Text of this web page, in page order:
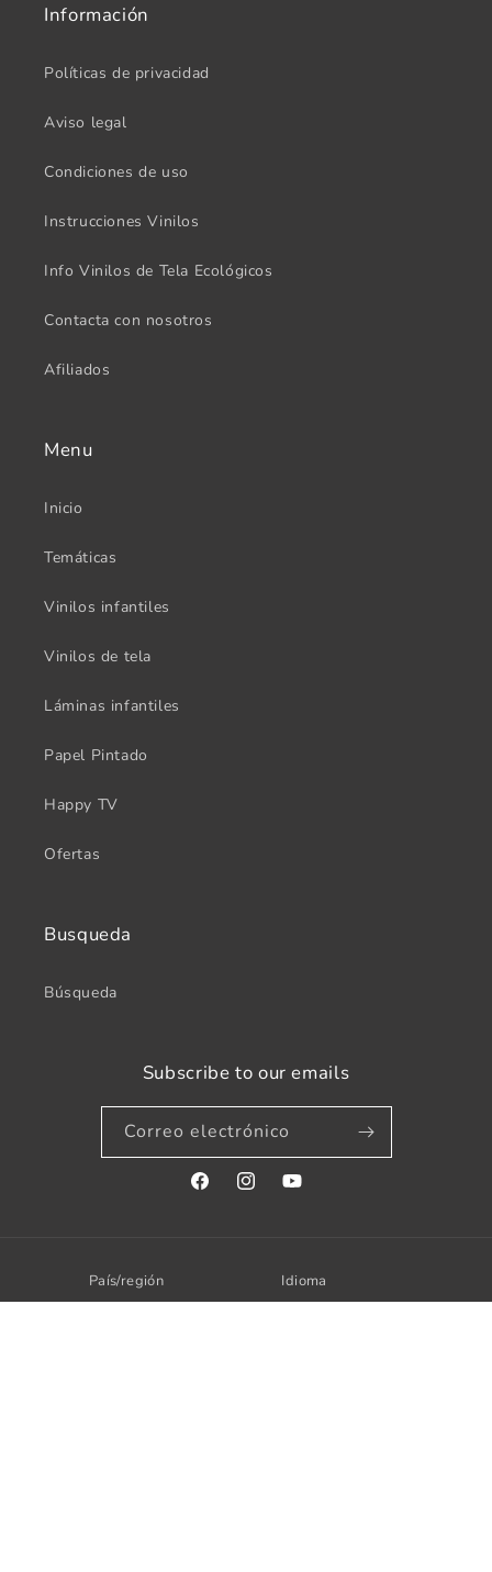
Información
Políticas de privacidad
Aviso legal
Condiciones de uso
Instrucciones Vinilos
Info Vinilos de Tela Ecológicos
Contacta con nosotros
Afiliados
Menu
Inicio
Temáticas
Vinilos infantiles
Vinilos de tela
Láminas infantiles
Papel Pintado
Happy TV
Ofertas
Busqueda
Búsqueda
Subscribe to our emails
Correo electrónico
FacebookInstagramYouTube
País/región Idioma